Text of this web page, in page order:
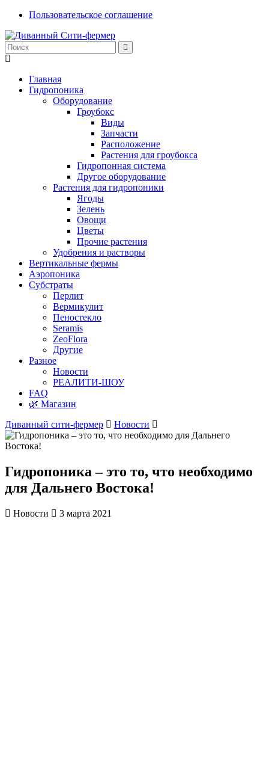
Пользовательское соглашение
Главная
Гидропоника
Оборудование
Гроубокс
Виды
Запчасти
Расположение
Растения для гроубокса
Гидропонная система
Другое оборудование
Растения для гидропоники
Ягоды
Зелень
Овощи
Цветы
Прочие растения
Удобрения и растворы
Вертикальные фермы
Аэропоника
Субстраты
Перлит
Вермикулит
Пеностекло
Seramis
ZeoFlora
Другие
Разное
Новости
РЕАЛИТИ-ШОУ
FAQ
🌿 Магазин
Диванный сити-фермер
Новости
Гидропоника – это то, что необходимо
для Дальнего Востока!
Новости 3 марта 2021